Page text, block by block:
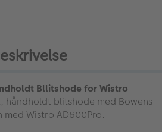
Bllitshode for Wistro
håndholdt blitshode med Bowens
Wistro AD600Pro.